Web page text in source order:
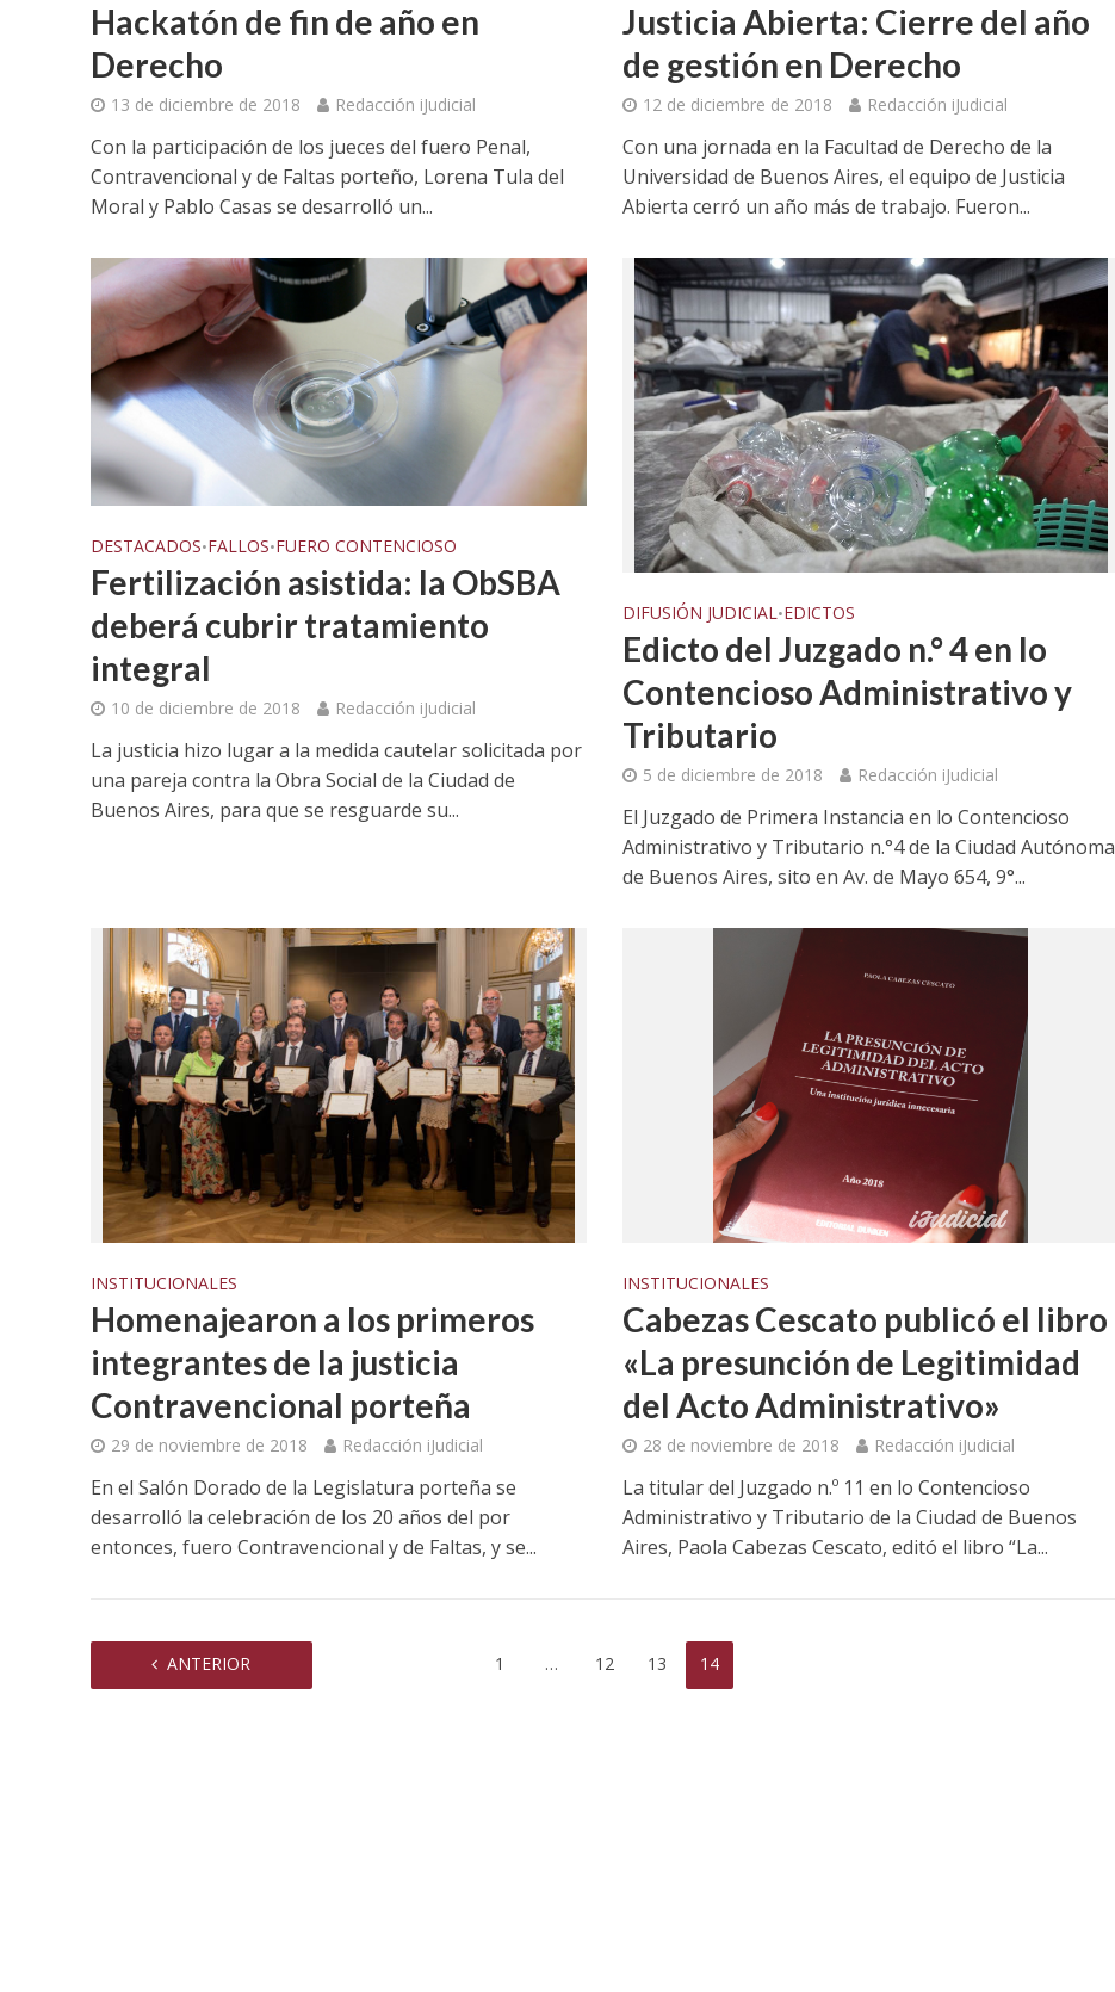
Hackatón de fin de año en
Derecho
13 de diciembre de 2018 Redacción iJudicial
Con la participación de los jueces del fuero Penal,
Contravencional y de Faltas porteño, Lorena Tula del
Moral y Pablo Casas se desarrolló un...
Justicia Abierta: Cierre del año
de gestión en Derecho
12 de diciembre de 2018 Redacción iJudicial
Con una jornada en la Facultad de Derecho de la
Universidad de Buenos Aires, el equipo de Justicia
Abierta cerró un año más de trabajo. Fueron...
DESTACADOS•FALLOS•FUERO CONTENCIOSO
Fertilización asistida: la ObSBA
deberá cubrir tratamiento
integral
10 de diciembre de 2018 Redacción iJudicial
La justicia hizo lugar a la medida cautelar solicitada por
una pareja contra la Obra Social de la Ciudad de
Buenos Aires, para que se resguarde su...
DIFUSIÓN JUDICIAL•EDICTOS
Edicto del Juzgado n.° 4 en lo
Contencioso Administrativo y
Tributario
5 de diciembre de 2018 Redacción iJudicial
El Juzgado de Primera Instancia en lo Contencioso
Administrativo y Tributario n.°4 de la Ciudad Autónoma
de Buenos Aires, sito en Av. de Mayo 654, 9°...
INSTITUCIONALES
Homenajearon a los primeros
integrantes de la justicia
Contravencional porteña
29 de noviembre de 2018 Redacción iJudicial
En el Salón Dorado de la Legislatura porteña se
desarrolló la celebración de los 20 años del por
entonces, fuero Contravencional y de Faltas, y se...
INSTITUCIONALES
Cabezas Cescato publicó el libro
«La presunción de Legitimidad
del Acto Administrativo»
28 de noviembre de 2018 Redacción iJudicial
La titular del Juzgado n.º 11 en lo Contencioso
Administrativo y Tributario de la Ciudad de Buenos
Aires, Paola Cabezas Cescato, editó el libro “La...
ANTERIOR 1 … 12 13 14
INSTITUCIONALES
Histórico: La justicia porteña
asume nuevas competencias
PROCESOS COLECTIVOS
– empleo publico otros